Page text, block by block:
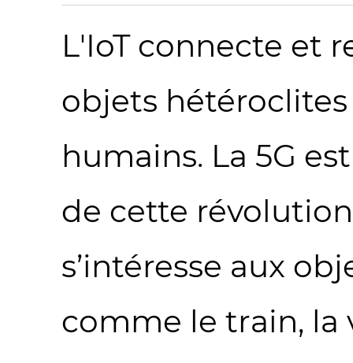
L'IoT connecte et
objets
humains. La 5G
de cette
s’intéresse aux
comme le train, la